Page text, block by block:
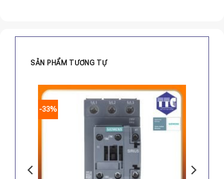
SẢN PHẨM TƯƠNG TỰ
-33%